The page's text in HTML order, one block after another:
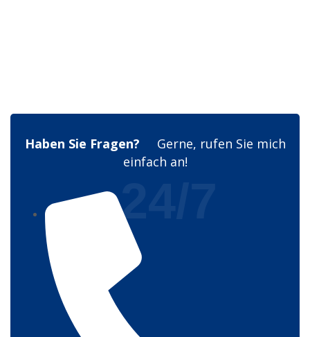
Haben Sie Fragen?
Gerne, rufen Sie mich
einfach an!
24/7